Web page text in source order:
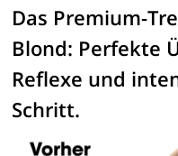
Das Premium-
Blond: Perfekte
Reflexe und
Schritt.